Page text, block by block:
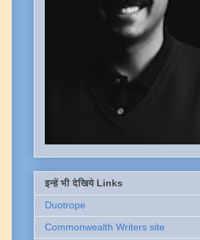
इन्हें भी देखिये Links
Duotrope
Commonwealth Writers site